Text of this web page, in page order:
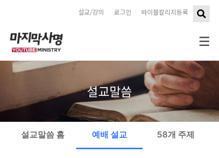
바이블칼리지등록
로그인
설교/강의
설교말씀
설교말씀 홈 예배 설교 58개 주제